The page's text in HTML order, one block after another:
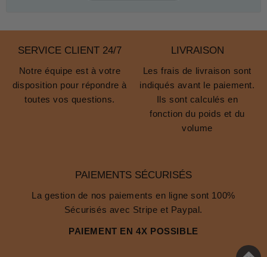
SERVICE CLIENT 24/7
Notre équipe est à votre
disposition pour répondre à
toutes vos questions.
LIVRAISON
Les frais de livraison sont
indiqués avant le paiement.
Ils sont calculés en
fonction du poids et du
volume
PAIEMENTS SÉCURISÉS
La gestion de nos paiements en ligne sont 100%
Sécurisés avec Stripe et Paypal.
PAIEMENT EN 4X POSSIBLE